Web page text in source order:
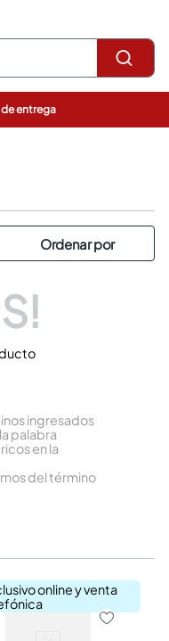
entrega
ingresados
palabra
en la
del término
online y venta